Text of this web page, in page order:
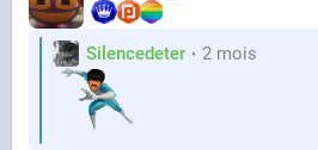
Silencedeter 2 mois